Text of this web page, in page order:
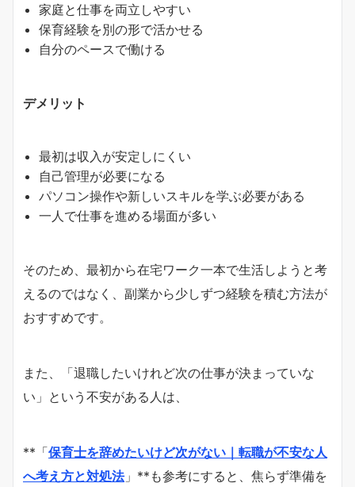
家庭と仕事を両立しやすい
保育経験を別の形で活かせる
自分のペースで働ける
デメリット
最初は収入が安定しにくい
自己管理が必要になる
パソコン操作や新しいスキルを学ぶ必要がある
一人で仕事を進める場面が多い
そのため、最初から在宅ワーク一本で生活しようと考
えるのではなく、副業から少しずつ経験を積む方法が
おすすめです。
また、「退職したいけれど次の仕事が決まっていな
い」という不安がある人は、
**「保育士を辞めたいけど次がない｜転職が不安な人
へ考え方と対処法」**も参考にすると、焦らず準備を